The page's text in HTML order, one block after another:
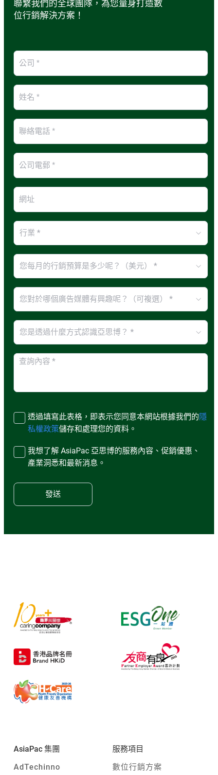
聯繫我們的全球團隊，為您量身打造數
位行銷解決方案！
行業 *
您每月的行銷預算是多少呢？（美元） *
您對於哪個廣告媒體有興趣呢？（可複選） *
您是透過什麼方式認識亞思博？ *
透過填寫此表格，即表示您同意本網站根據我們的 隱
私權政策儲存和處理您的資料。
我想了解 AsiaPac 亞思博的服務內容、促銷優惠、
產業洞悉和最新消息。
發送
AsiaPac 集團
AdTechinno
服務項目
數位行銷方案